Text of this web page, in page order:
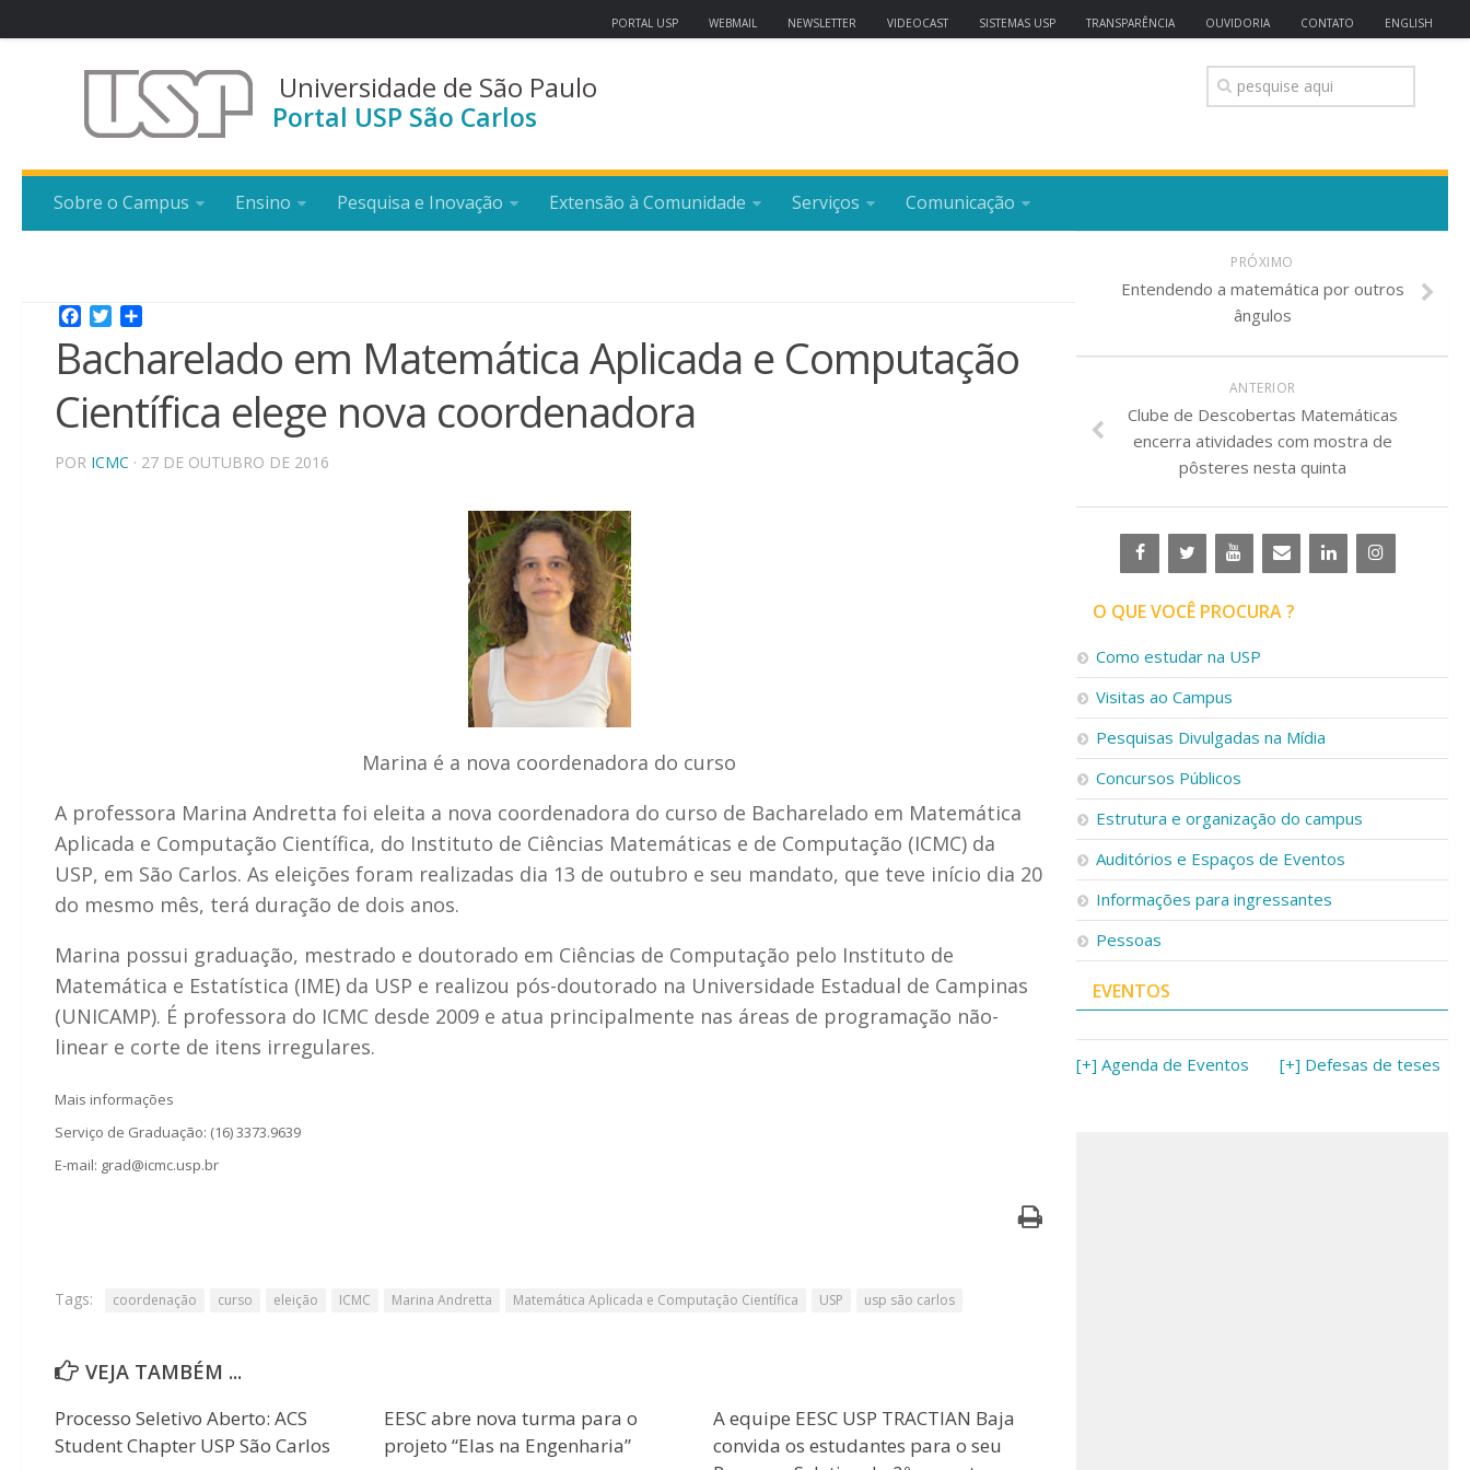
PORTAL USP WEBMAIL NEWSLETTER VIDEOCAST SISTEMAS USP TRANSPARÊNCIA OUVIDORIA CONTATO ENGLISH
Universidade de São Paulo
Portal USP São Carlos
Sobre o Campus Ensino Pesquisa e Inovação Extensão à Comunidade Serviços Comunicação
Facebook
Twitter
Bacharelado em Matemática Aplicada e Computação
Científica elege nova coordenadora
POR ICMC · 27 DE OUTUBRO DE 2016
Marina é a nova coordenadora do curso
A professora Marina Andretta foi eleita a nova coordenadora do curso de Bacharelado em Matemática
Aplicada e Computação Científica, do Instituto de Ciências Matemáticas e de Computação (ICMC) da
USP, em São Carlos. As eleições foram realizadas dia 13 de outubro e seu mandato, que teve início dia 20
do mesmo mês, terá duração de dois anos.
Marina possui graduação, mestrado e doutorado em Ciências de Computação pelo Instituto de
Matemática e Estatística (IME) da USP e realizou pós-doutorado na Universidade Estadual de Campinas
(UNICAMP). É professora do ICMC desde 2009 e atua principalmente nas áreas de programação não-
linear e corte de itens irregulares.
Mais informações
Serviço de Graduação: (16) 3373.9639
E-mail: grad@icmc.usp.br
Tags: coordenação curso eleição ICMC Marina Andretta Matemática Aplicada e Computação Científica USP usp são carlos
VEJA TAMBÉM ...
Processo Seletivo Aberto: ACS
Student Chapter USP São Carlos
EESC abre nova turma para o
projeto “Elas na Engenharia”
A equipe EESC USP TRACTIAN Baja
convida os estudantes para o seu
PRÓXIMO
Entendendo a matemática por outros
ângulos
ANTERIOR
Clube de Descobertas Matemáticas
encerra atividades com mostra de
pôsteres nesta quinta
O QUE VOCÊ PROCURA ?
Como estudar na USP
Visitas ao Campus
Pesquisas Divulgadas na Mídia
Concursos Públicos
Estrutura e organização do campus
Auditórios e Espaços de Eventos
Informações para ingressantes
Pessoas
EVENTOS
[+] Agenda de Eventos [+] Defesas de teses